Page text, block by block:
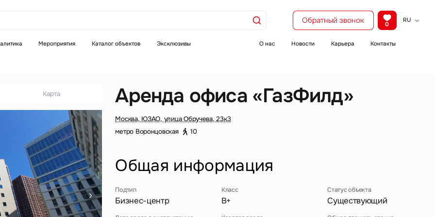
Обратный звонок 0
RU
Мероприятия Каталог объектов Эксклюзивы О нас Новости Карьера Контакты
Аренда офиса «ГазФилд»
Москва, ЮЗАО, улица Обручева, 23к3
метро Воронцовская
10
Общая информация
Подтип
Бизнес-центр
Класс
B+
Статус объекта
Существующий
Карта
звонок
Это обязательное поле
поле